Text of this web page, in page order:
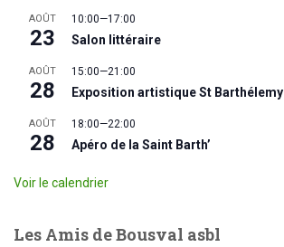
AOÛT
23
10:00—17:00
Salon littéraire
AOÛT
28
15:00—21:00
Exposition artistique St Barthélemy
AOÛT
28
18:00—22:00
Apéro de la Saint Barth’
Voir le calendrier
Les Amis de Bousval asbl